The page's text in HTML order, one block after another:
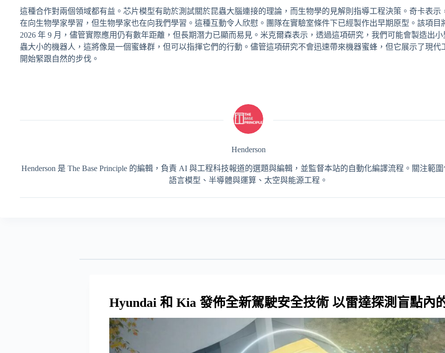
這種合作對兩個領域都有益。芯片模型有助於測試關於昆蟲大腦連接的理論，而生物學的見解則指導工程決策。奇卡表示
在向生物學家學習，但生物學家也在向我們學習。這種互動令人欣慰。團隊在實驗室條件下已經製作出早期原型。該項目
2026 年 9 月，儘管實際應用仍有數年距離，但長期潛力已顯而易見。米克爾森表示，透過這項研究，我們可能會製造出
蟲大小的機器人，這將像是一個蜜蜂群，但可以指揮它們的行動。儘管這項研究不會迅速帶來機器蜜蜂，但它展示了現代
開始緊跟自然的步伐。
Henderson
Henderson 是 The Base Principle 的編輯，負責 AI 與工程科技報道的選題與編輯，並監督本站的自動化編譯流程。關注範
語言模型、半導體與運算、太空與能源工程。
Hyundai 和 Kia 發佈全新駕駛安全技術 以雷達探測盲點內